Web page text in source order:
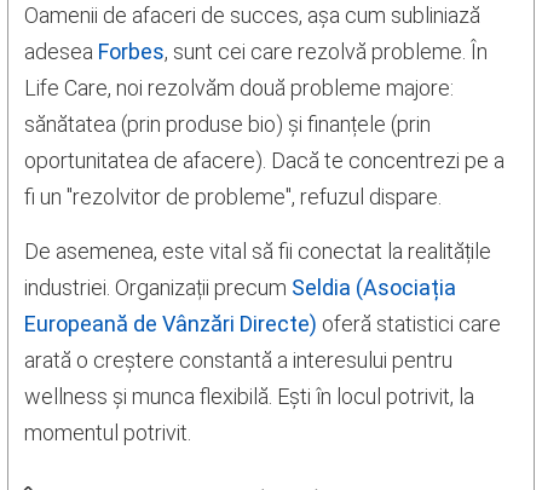
Oamenii de afaceri de succes, așa cum subliniază
adesea Forbes, sunt cei care rezolvă probleme. În
Life Care, noi rezolvăm două probleme majore:
sănătatea (prin produse bio) și finanțele (prin
oportunitatea de afacere). Dacă te concentrezi pe a
fi un "rezolvitor de probleme", refuzul dispare.
De asemenea, este vital să fii conectat la realitățile
industriei. Organizații precum Seldia (Asociația
Europeană de Vânzări Directe) oferă statistici care
arată o creștere constantă a interesului pentru
wellness și munca flexibilă. Ești în locul potrivit, la
momentul potrivit.